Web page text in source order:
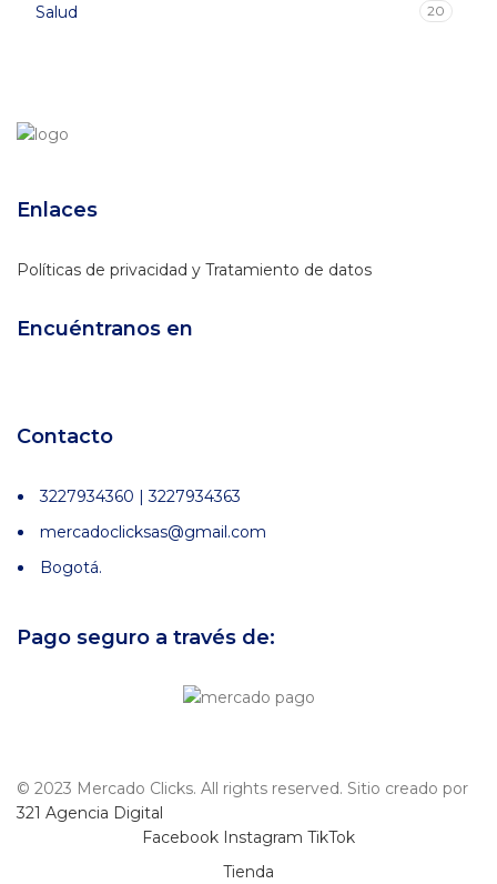
Salud 20
Enlaces
Políticas de privacidad y Tratamiento de datos
Encuéntranos en
Contacto
3227934360 | 3227934363
mercadoclicksas@gmail.com
Bogotá.
Pago seguro a través de:
© 2023 Mercado Clicks. All rights reserved. Sitio creado por
321 Agencia Digital
Facebook Instagram TikTok
Tienda